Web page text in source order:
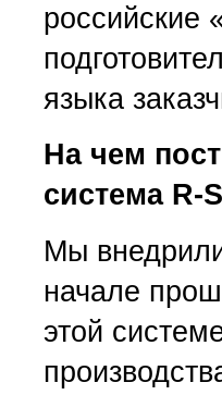
российские
языка
На чем
система R-
Мы
начале
этой